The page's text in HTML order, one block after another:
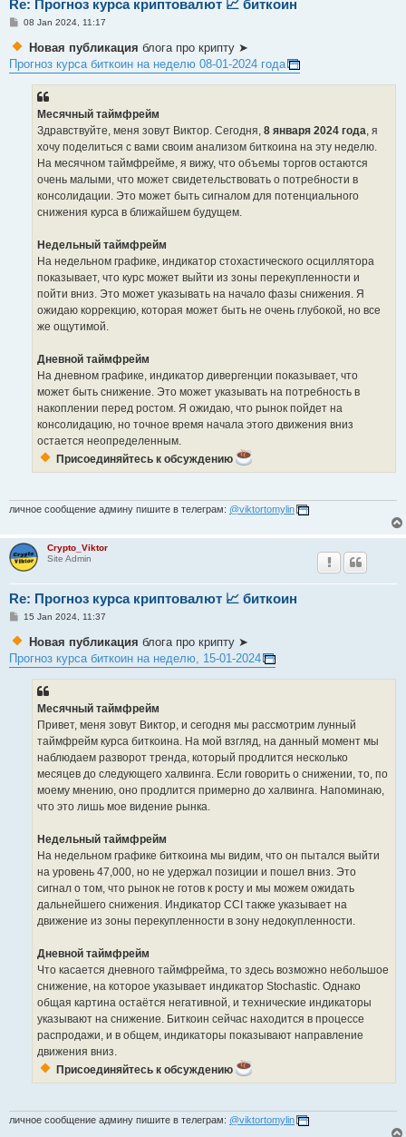
Re: Прогноз курса криптовалют 📈 биткоин
P
s
08 Jan 2024, 11:17
Новая публикация блога про крипту ➤
Прогноз курса биткоин на неделю 08-01-2024 года
Месячный таймфрейм
Здравствуйте, меня зовут Виктор. Сегодня, 8 января 2024 года, я
хочу поделиться с вами своим анализом биткоина на эту неделю.
На месячном таймфрейме, я вижу, что объемы торгов остаются
очень малыми, что может свидетельствовать о потребности в
консолидации. Это может быть сигналом для потенциального
снижения курса в ближайшем будущем.
Недельный таймфрейм
На недельном графике, индикатор стохастического осциллятора
показывает, что курс может выйти из зоны перекупленности и
пойти вниз. Это может указывать на начало фазы снижения. Я
ожидаю коррекцию, которая может быть не очень глубокой, но все
же ощутимой.
Дневной таймфрейм
На дневном графике, индикатор дивергенции показывает, что
может быть снижение. Это может указывать на потребность в
накоплении перед ростом. Я ожидаю, что рынок пойдет на
консолидацию, но точное время начала этого движения вниз
остается неопределенным.
Присоединяйтесь к обсуждению
личное сообщение админу пишите в телеграм: @viktortomylin
Crypto_Viktor
Site Admin
Re: Прогноз курса криптовалют 📈 биткоин
P
s
15 Jan 2024, 11:37
Новая публикация блога про крипту ➤
Прогноз курса биткоин на неделю, 15-01-2024
Месячный таймфрейм
Привет, меня зовут Виктор, и сегодня мы рассмотрим лунный
таймфрейм курса биткоина. На мой взгляд, на данный момент мы
наблюдаем разворот тренда, который продлится несколько
месяцев до следующего халвинга. Если говорить о снижении, то, по
моему мнению, оно продлится примерно до халвинга. Напоминаю,
что это лишь мое видение рынка.
Недельный таймфрейм
На недельном графике биткоина мы видим, что он пытался выйти
на уровень 47,000, но не удержал позиции и пошел вниз. Это
сигнал о том, что рынок не готов к росту и мы можем ожидать
дальнейшего снижения. Индикатор CCI также указывает на
движение из зоны перекупленности в зону недокупленности.
Дневной таймфрейм
Что касается дневного таймфрейма, то здесь возможно небольшое
снижение, на которое указывает индикатор Stochastic. Однако
общая картина остаётся негативной, и технические индикаторы
указывают на снижение. Биткоин сейчас находится в процессе
распродажи, и в общем, индикаторы показывают направление
движения вниз.
Присоединяйтесь к обсуждению
личное сообщение админу пишите в телеграм: @viktortomylin